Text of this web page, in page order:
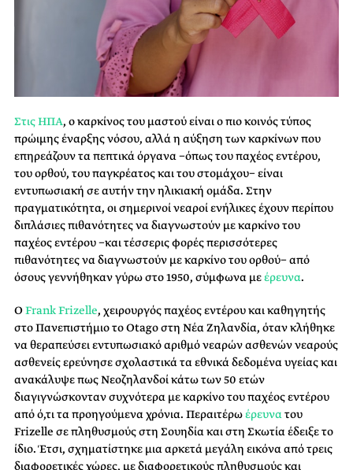
Στις ΗΠΑ, ο καρκίνος του μαστού είναι ο πιο κοινός τύπος
πρώιμης έναρξης νόσου, αλλά η αύξηση των καρκίνων που
επηρεάζουν τα πεπτικά όργανα −όπως του παχέος εντέρου,
του ορθού, του παγκρέατος και του στομάχου− είναι
εντυπωσιακή σε αυτήν την ηλικιακή ομάδα. Στην
πραγματικότητα, οι σημερινοί νεαροί ενήλικες έχουν περίπου
διπλάσιες πιθανότητες να διαγνωστούν με καρκίνο του
παχέος εντέρου −και τέσσερις φορές περισσότερες
πιθανότητες να διαγνωστούν με καρκίνο του ορθού− από
όσους γεννήθηκαν γύρω στο 1950, σύμφωνα μεέρευνα.
ΟFrank Frizelle, χειρουργός παχέος εντέρου και καθηγητής
στο Πανεπιστήμιο το Otago στη Νέα Ζηλανδία, όταν κλήθηκε
να θεραπεύσει εντυπωσιακό αριθμό νεαρών ασθενών νεαρούς
ασθενείς ερεύνησε σχολαστικά τα εθνικά δεδομένα υγείας και
ανακάλυψε πως Νεοζηλανδοί κάτω των 50 ετών
διαγιγνώσκονταν συχνότερα με καρκίνο του παχέος εντέρου
από ό,τι τα προηγούμενα χρόνια. Περαιτέρωέρευνατου
Frizelle σε πληθυσμούς στη Σουηδία και στη Σκωτία έδειξε το
ίδιο. Έτσι, σχηματίστηκε μια αρκετά μεγάλη εικόνα από τρεις
διαφορετικές χώρες, με διαφορετικούς πληθυσμούς και